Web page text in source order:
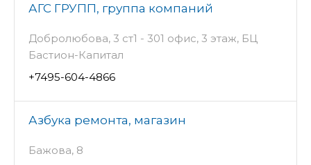
АГС ГРУПП, группа компаний
Добролюбова, 3 ст1 - 301 офис, 3 этаж, БЦ
Бастион-Капитал
+7495-604-4866
Азбука ремонта, магазин
Бажова, 8